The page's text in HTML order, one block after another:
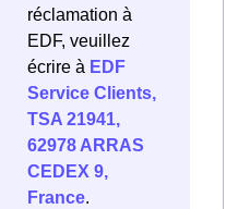
réclamation à
EDF, veuillez
écrire à EDF
Service Clients,
TSA 21941,
62978 ARRAS
CEDEX 9,
France.